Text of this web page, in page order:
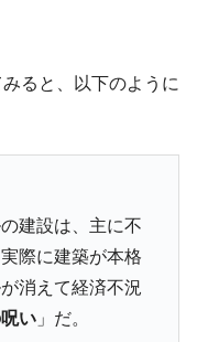
左右される状態
。李在明を支持しな
政策室長が告発され
あり、空前の国政壟
ると、以下のように
建設は、主に不
際に建築が本格
消えて経済不況
い」だ。